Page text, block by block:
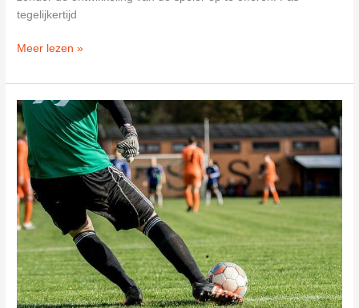
tegelijkertijd
Voetbal
Utrecht-
Ardahanspor
in
Utrecht
Meer lezen »